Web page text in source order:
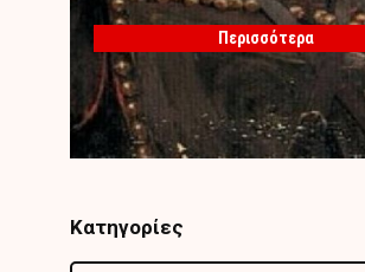
Περισσότερα
Κατηγορίες